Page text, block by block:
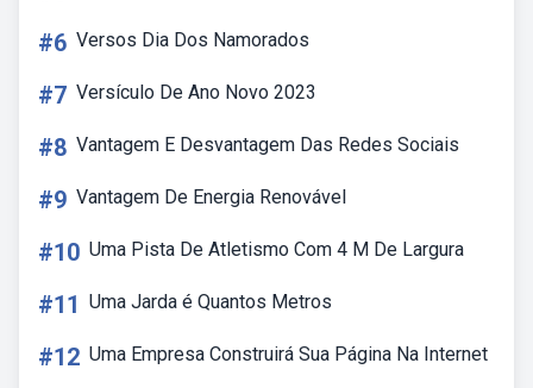
#6 Versos Dia Dos Namorados
#7 Versículo De Ano Novo 2023
#8 Vantagem E Desvantagem Das Redes Sociais
#9 Vantagem De Energia Renovável
#10 Uma Pista De Atletismo Com 4 M De Largura
#11 Uma Jarda é Quantos Metros
#12 Uma Empresa Construirá Sua Página Na Internet